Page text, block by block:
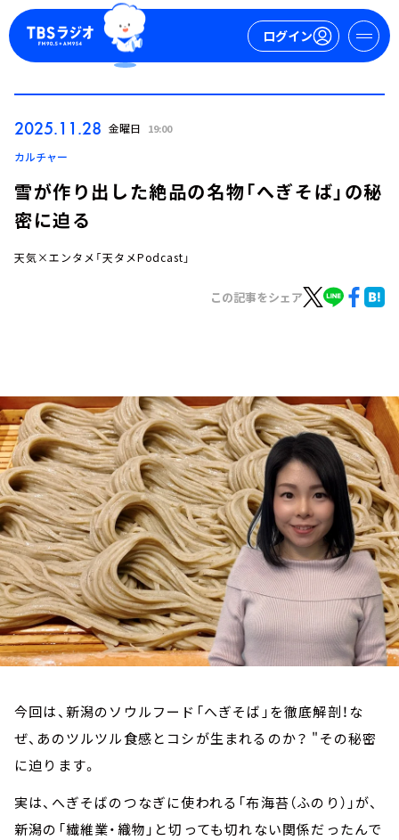
ログイン
お知らせ
イベント・グッズ
YouTube
会社情報
2025.11.28 金曜日 19:00
カルチャー
雪が作り出した絶品の名物「へぎそば」の秘
密に迫る
天気×エンタメ「天タメPodcast」
この記事をシェア
今回は、新潟のソウルフード「へぎそば」を徹底解剖！な
ぜ、あのツルツル食感とコシが生まれるのか？ "その秘密
に迫ります。
実は、へぎそばのつなぎに使われる「布海苔（ふのり）」が、
新潟の「繊維業・織物」と切っても切れない関係だったんで